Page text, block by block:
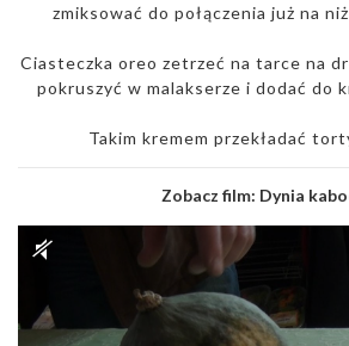
zmiksować do połączenia już na
Ciasteczka oreo zetrzeć na tarce na
pokruszyć w malakserze i dodać do
Takim kremem przekładać
Zobacz film: Dynia